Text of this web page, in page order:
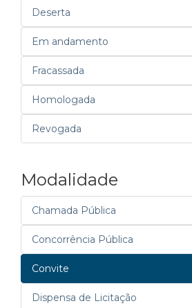
Deserta
Em andamento
Fracassada
Homologada
Revogada
Modalidade
Chamada Pública
Concorrência Pública
Convite
Dispensa de Licitação